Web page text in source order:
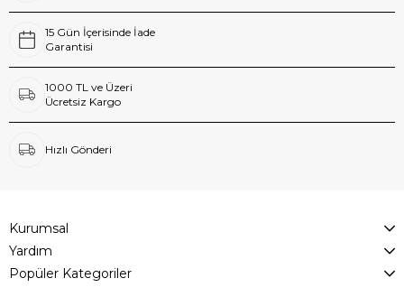
15 Gün İçerisinde İade
Garantisi
1000 TL ve Üzeri
Ücretsiz Kargo
Hızlı Gönderi
Kurumsal
Yardım
Popüler Kategoriler